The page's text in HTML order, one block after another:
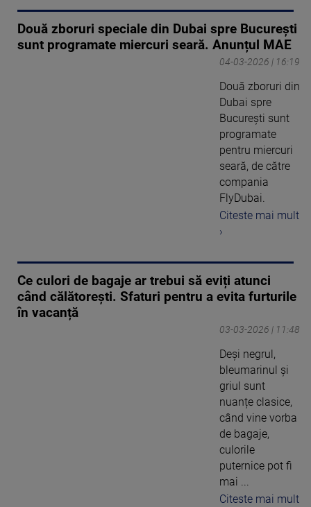
Două zboruri speciale din Dubai spre București
sunt programate miercuri seară. Anunțul MAE
04-03-2026 | 16:19
Două zboruri din
Dubai spre
București sunt
programate
pentru miercuri
seară, de către
compania
FlyDubai.
Citeste mai mult
›
Ce culori de bagaje ar trebui să eviți atunci
când călătorești. Sfaturi pentru a evita furturile
în vacanță
03-03-2026 | 11:48
Deși negrul,
bleumarinul și
griul sunt
nuanțe clasice,
când vine vorba
de bagaje,
culorile
puternice pot fi
mai ...
Citeste mai mult